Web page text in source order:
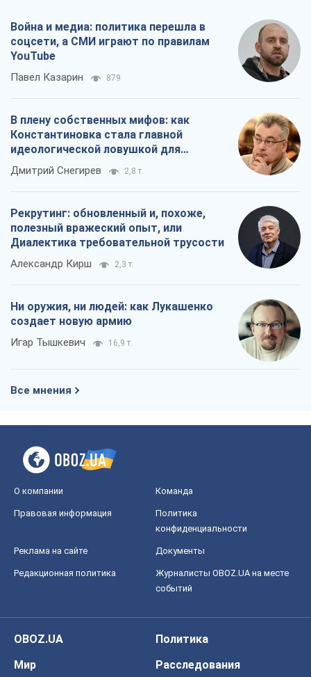
Война и медиа: политика перешла в
соцсети, а СМИ играют по правилам
YouTube
Павел Казарин 879
В плену собственных мифов: как
Константиновка стала главной
идеологической ловушкой для
российских оккупантов
Дмитрий Снегирев 2,8 т.
Рекрутинг: обновленный и, похоже,
полезный вражеский опыт, или
Диалектика требовательной трусости
Александр Кирш 2,3 т.
Ни оружия, ни людей: как Лукашенко
создает новую армию
Игар Тышкевич 16,9 т.
Все мнения
О компании Команда
Правовая информация
Политика
конфиденциальности
Реклама на сайте Документы
Редакционная политика
Журналисты OBOZ.UA на месте
событий
OBOZ.UA
Политика
Мир
Расследования